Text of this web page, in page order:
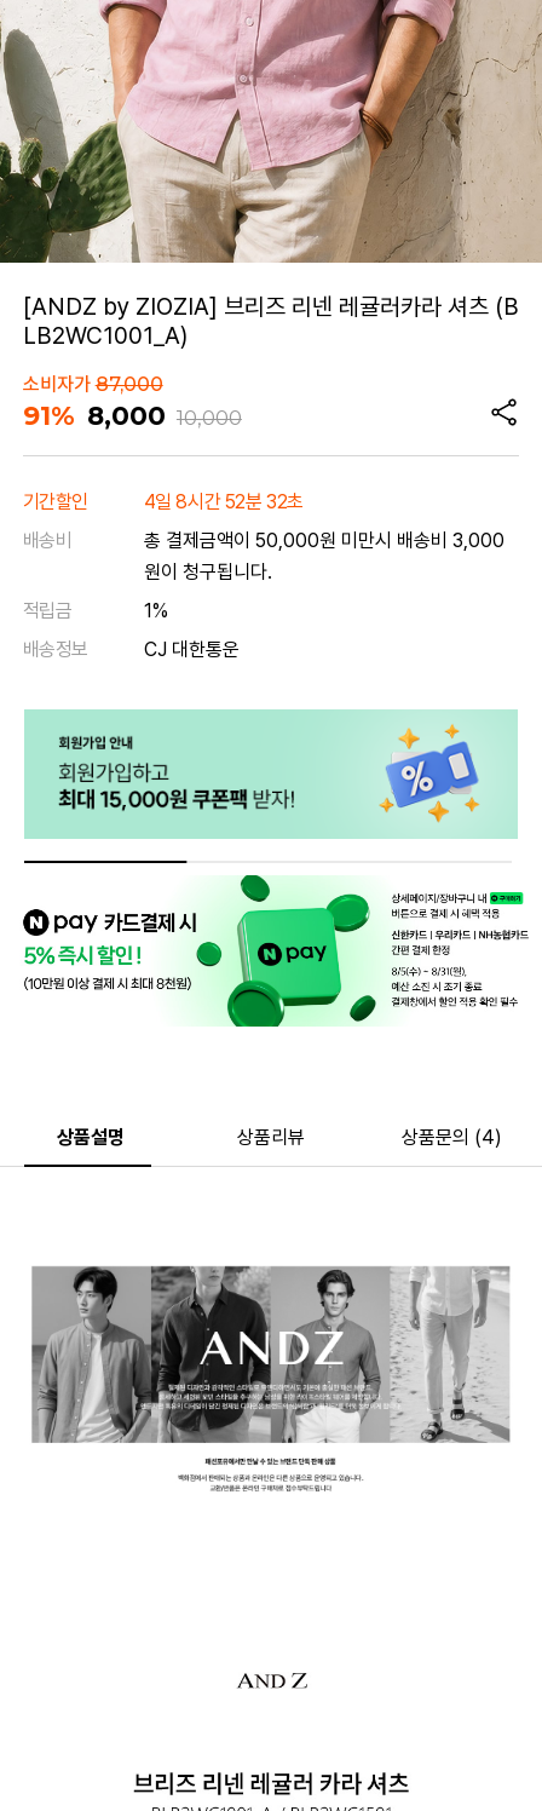
[ANDZ by ZIOZIA] 브리즈 리넨 레귤러카라 셔츠 (B
LB2WC1001_A)
소비자가87,000
91% 8,000 10,000
기간할인
4일 8시간 52분 32초
배송비
총 결제금액이 50,000원 미만시 배송비 3,000
원이 청구됩니다.
적립금
1%
배송정보
CJ 대한통운
상품설명 상품리뷰 상품문의 (4)